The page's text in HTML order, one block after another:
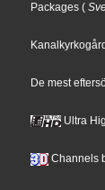
Packages (
De mest
Ultra
Channels